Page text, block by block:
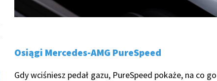
Osiągi Mercedes-AMG PureSpeed
Gdy wciśniesz pedał gazu, PureSpeed pokaże, na co